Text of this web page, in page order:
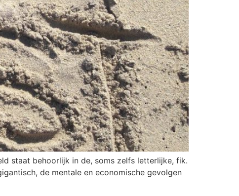
staat behoorlijk in de, soms zelfs letterlijke, fik.
de mentale en economische gevolgen